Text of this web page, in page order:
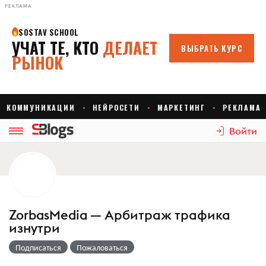
РЕКЛАМА
Войти
ZorbasMedia — Арбитраж трафика
изнутри
Подписаться Пожаловаться